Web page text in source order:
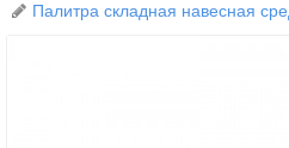
Палитра складная навесная